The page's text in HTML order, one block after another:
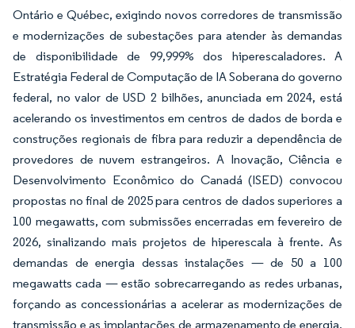
Ontário e Québec, exigindo novos corredores de transmissão
e modernizações de subestações para atender às demandas
de disponibilidade de 99,999% dos hiperescaladores. A
Estratégia Federal de Computação de IA Soberana do governo
federal, no valor de USD 2 bilhões, anunciada em 2024, está
acelerando os investimentos em centros de dados de borda e
construções regionais de fibra para reduzir a dependência de
provedores de nuvem estrangeiros. A Inovação, Ciência e
Desenvolvimento Econômico do Canadá (ISED) convocou
propostas no final de 2025 para centros de dados superiores a
100 megawatts, com submissões encerradas em fevereiro de
2026, sinalizando mais projetos de hiperescala à frente. As
demandas de energia dessas instalações — de 50 a 100
megawatts cada — estão sobrecarregando as redes urbanas,
forçando as concessionárias a acelerar as modernizações de
transmissão e as implantações de armazenamento de energia,